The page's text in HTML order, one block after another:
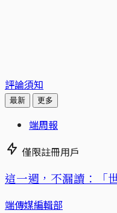
評論須知
最新 更多
端周報
僅限註冊用戶
這一週，不漏讀：「
端傳媒編輯部